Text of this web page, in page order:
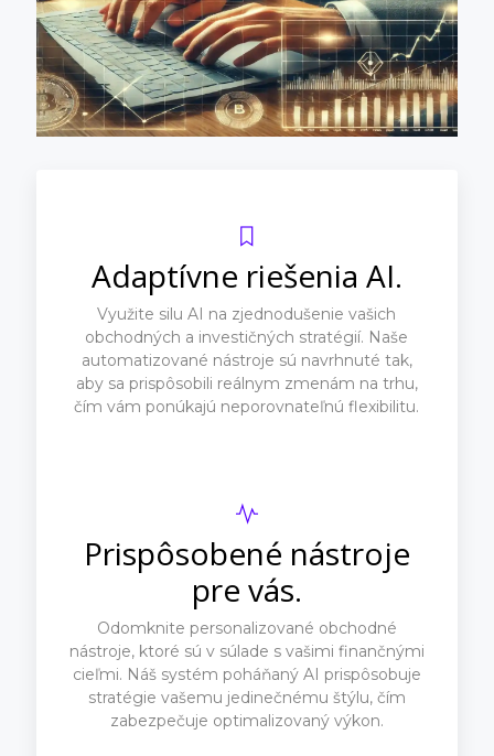
Adaptívne riešenia AI.
Využite silu AI na zjednodušenie vašich
obchodných a investičných stratégií. Naše
automatizované nástroje sú navrhnuté tak,
aby sa prispôsobili reálnym zmenám na trhu,
čím vám ponúkajú neporovnateľnú flexibilitu.
Prispôsobené nástroje
pre vás.
Odomknite personalizované obchodné
nástroje, ktoré sú v súlade s vašimi finančnými
cieľmi. Náš systém poháňaný AI prispôsobuje
stratégie vašemu jedinečnému štýlu, čím
zabezpečuje optimalizovaný výkon.